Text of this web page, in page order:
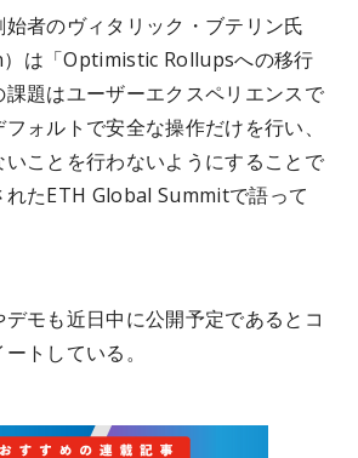
者のヴィタリック・ブテリン氏
は「Optimistic Rollupsへの移行
題はユーザーエクスペリエンスで
ォルトで安全な操作だけを行い、
ことを行わないようにすることで
れたETH Global Summitで語って
モも近日中に公開予定であるとコ
トしている。